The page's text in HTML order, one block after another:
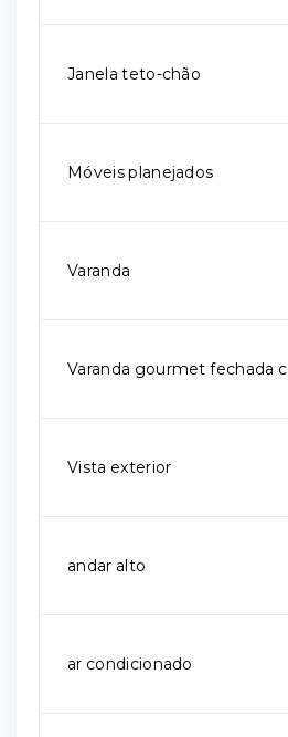
Janela teto-chão
Móveis planejados
Varanda
Varanda gourmet fechada c
Vista exterior
andar alto
ar condicionado